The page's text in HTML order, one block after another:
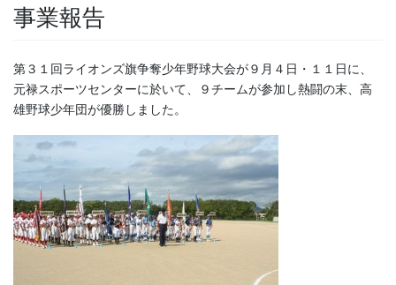
事業報告
第３１回ライオンズ旗争奪少年野球大会が９月４日・１１日に、
元禄スポーツセンターに於いて、９チームが参加し熱闘の末、高
雄野球少年団が優勝しました。